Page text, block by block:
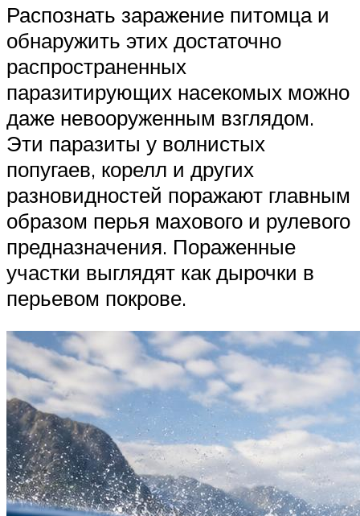
Распознать заражение питомца и
обнаружить этих достаточно
распространенных
паразитирующих насекомых можно
даже невооруженным взглядом.
Эти паразиты у волнистых
попугаев, корелл и других
разновидностей поражают главным
образом перья махового и рулевого
предназначения. Пораженные
участки выглядят как дырочки в
перьевом покрове.